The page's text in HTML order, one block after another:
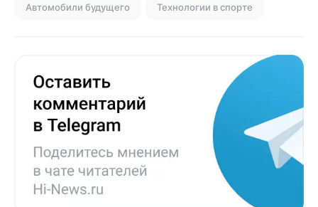
Автомобили будущего Технологии в спорте